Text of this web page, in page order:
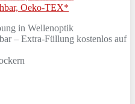
Oeko-TEX*
in Wellenoptik
– Extra-Füllung kostenlos auf